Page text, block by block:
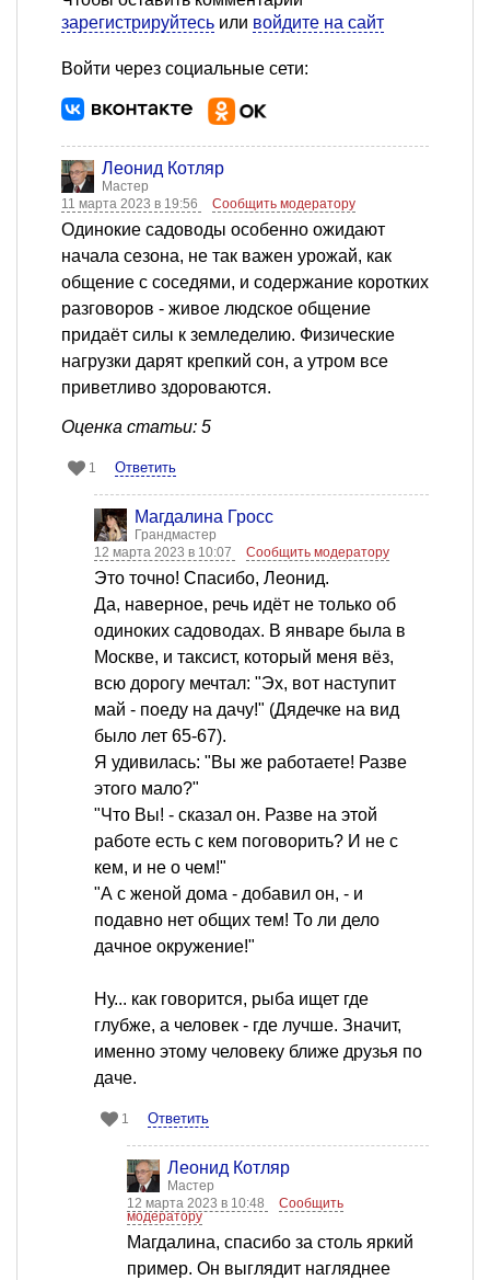
зарегистрируйтесь или войдите на сайт
Войти через социальные сети:
Леонид Котляр
Мастер
11 марта 2023 в 19:56
Сообщить модератору
Одинокие садоводы особенно ожидают
начала сезона, не так важен урожай, как
общение с соседями, и содержание коротких
разговоров - живое людское общение
придаёт силы к земледелию. Физические
нагрузки дарят крепкий сон, а утром все
приветливо здороваются.
Оценка статьи: 5
1 Ответить
Магдалина Гросс
Грандмастер
12 марта 2023 в 10:07
Сообщить модератору
Это точно! Спасибо, Леонид.
Да, наверное, речь идёт не только об
одиноких садоводах. В январе была в
Москве, и таксист, который меня вёз,
всю дорогу мечтал: "Эх, вот наступит
май - поеду на дачу!" (Дядечке на вид
было лет 65-67).
Я удивилась: "Вы же работаете! Разве
этого мало?"
"Что Вы! - сказал он. Разве на этой
работе есть с кем поговорить? И не с
кем, и не о чем!"
"А с женой дома - добавил он, - и
подавно нет общих тем! То ли дело
дачное окружение!"
Ну... как говорится, рыба ищет где
глубже, а человек - где лучше. Значит,
именно этому человеку ближе друзья по
даче.
1 Ответить
Леонид Котляр
Мастер
12 марта 2023 в 10:48
Сообщить
модератору
Магдалина, спасибо за столь яркий
пример. Он выглядит нагляднее